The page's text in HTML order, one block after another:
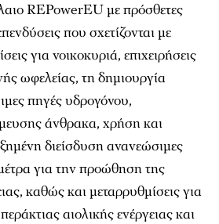
REPowerEU με πρόσθετες
που σχετίζονται με
για νοικοκυριά, επιχειρήσεις
ωφελείας, τη δημιουργία
πηγές υδρογόνου,
άνθρακα, χρήση και
διείσδυση ανανεώσιμες
για την προώθηση της
καθώς και μεταρρυθμίσεις για
αιολικής ενέργειας και